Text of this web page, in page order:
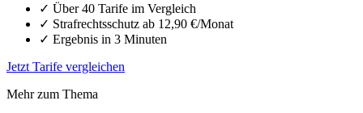
✓ Über 40 Tarife im Vergleich
✓ Strafrechtsschutz ab 12,90 €/Monat
✓ Ergebnis in 3 Minuten
Jetzt Tarife vergleichen
Mehr zum Thema